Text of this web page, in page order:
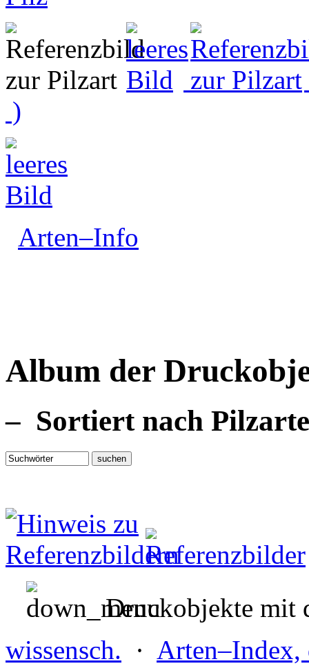
)
Arten–Info
Album der
– Sortiert nach
Druckobjekte mit
wissensch. · Arten–Index,